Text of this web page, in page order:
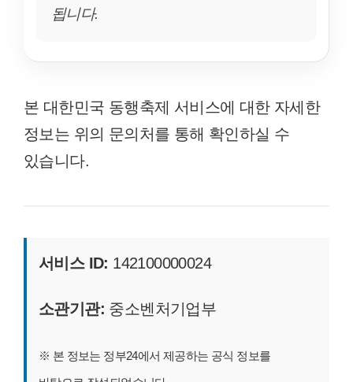
됩니다.
본 대한민국 동행축제 서비스에 대한 자세한
정보는 위의 문의처를 통해 확인하실 수
있습니다.
서비스 ID: 142100000024
소관기관: 중소벤처기업부
※ 본 정보는 정부24에서 제공하는 공식 정보를